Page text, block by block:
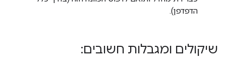
הדפדפן).
שיקולים ומגבלות חשובים: